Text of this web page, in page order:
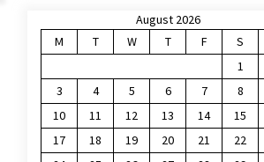
August 2026
M
T W T F S
1
3
4 5 6 7 8
10
11 12 13 14 15
17
18 19 20 21 22